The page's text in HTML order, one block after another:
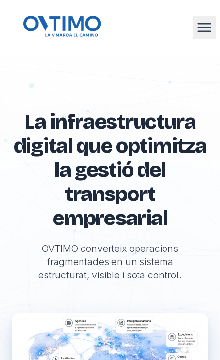
Lainfraestructura
digitalqueoptimitza
lagestiódel
transport
empresarial
OVTIMO converteix operacions
fragmentades en un sistema
estructurat, visible i sota control.